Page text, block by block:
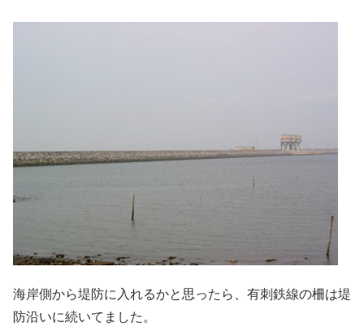
海岸側から堤防に入れるかと思ったら、有刺鉄線の柵は堤
防沿いに続いてました。